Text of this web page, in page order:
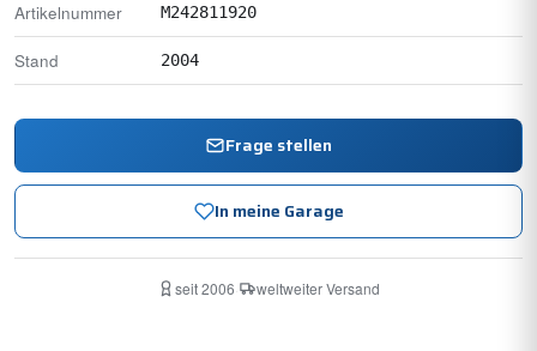
Artikelnummer
M242811920
Stand 2004
Frage stellen
In meine Garage
seit 2006· weltweiter Versand